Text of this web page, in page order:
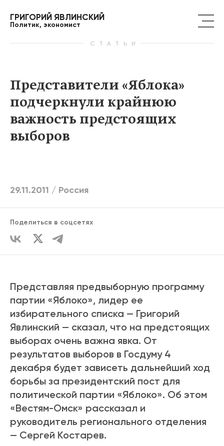
ГРИГОРИЙ ЯВЛИНСКИЙ
Политик, экономист
СТАТЬИ
Представители «Яблока»
подчеркнули крайнюю
важность предстоящих
выборов
29.11.2011 / Россия
Поделиться в соцсетях
Представляя предвыборную программу
партии «Яблоко», лидер ее
избирательного списка — Григорий
Явлинский — сказал, что на предстоящих
выборах очень важна явка. От
результатов выборов в Госдуму 4
декабря будет зависеть дальнейший ход
борьбы за президентский пост для
политической партии «Яблоко». Об этом
«Вестям-Омск» рассказал и
руководитель регионального отделения
— Сергей Костарев.